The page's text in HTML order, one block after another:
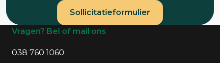
Sollicitatieformulier
Algemene informatie
Vragen? Bel of mail ons
038 760 1060